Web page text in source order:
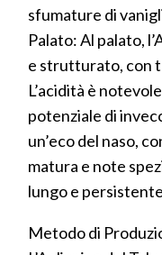
sfumature di
Palato: Al palato,
e strutturato, con
L’acidità è
potenziale di
un’eco del naso,
matura e note
lungo e
Metodo di